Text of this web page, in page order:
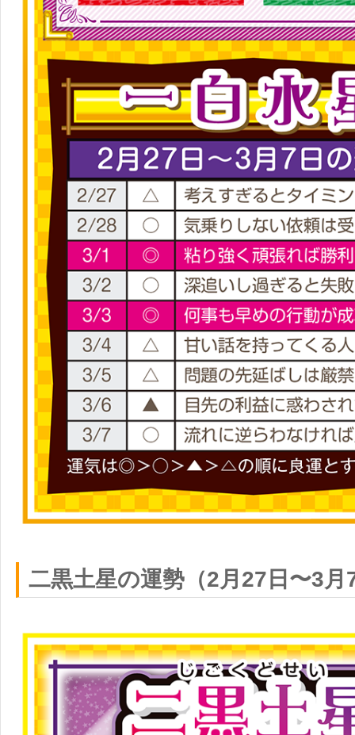
二黒土星の運勢（2月27日〜3月